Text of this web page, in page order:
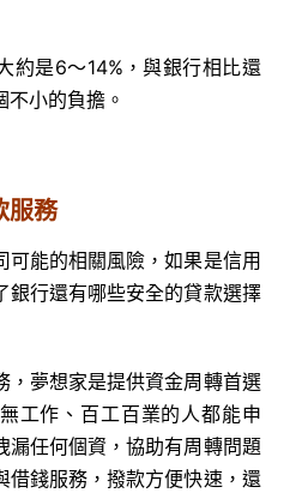
約是6～14%，與銀行相比還
小的負擔。
服務
可能的相關風險，如果是信用
銀行還有哪些安全的貸款選擇
，夢想家是提供資金周轉首選
工作、百工百業的人都能申
漏任何個資，協助有周轉問題
借錢服務，撥款方便快速，還